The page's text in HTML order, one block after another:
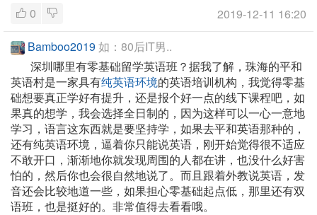
0
2019-12-11 16:20
Bamboo2019 如：80后IT男..
深圳哪里有零基础留学英语班？据我了解，珠海的平和
英语村是一家具有纯英语环境的英语培训机构，我觉得零基
础想要真正学好有提升，还是报个好一点的线下课程吧，如
果真的想学，我会选择全日制的，因为这样可以一心一意地
学习，语言这东西就是要坚持学，如果去平和英语那种的，
还有纯英语环境，逼着你只能说英语，刚开始觉得很不适应
不敢开口，渐渐地你就发现周围的人都在讲，也没什么好害
怕的，然后你也会很自然地说了。而且跟着外教说英语，发
音还会比较地道一些，如果担心零基础起点低，那里还有双
语班，也是挺好的。非常值得去看看哦。